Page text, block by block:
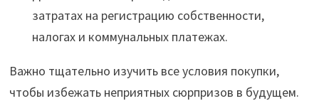
затратах на регистрацию собственности,
налогах и коммунальных платежах.
Важно тщательно изучить все условия покупки,
чтобы избежать неприятных сюрпризов в будущем.